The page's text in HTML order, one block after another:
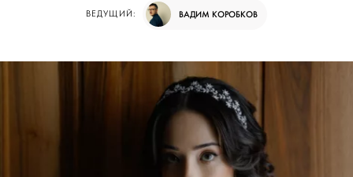
ВЕДУЩИЙ: ВАДИМ КОРОБКОВ